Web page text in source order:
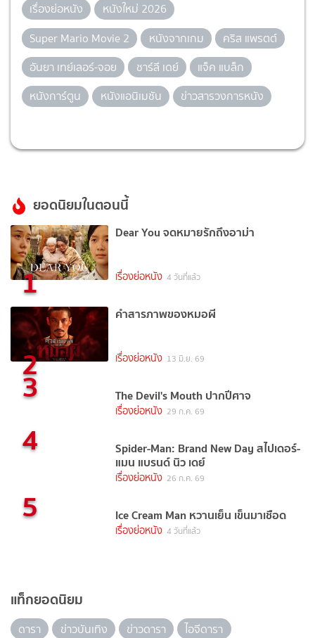
เรื่องย่อหนัง
หนังใหม่ 2026
Super Mario Movie 2
หนังจากเกม
คริส แพรตต์
อันยา เทย์เลอร์-จอย
ชาร์ลี เดย์
แจ็ค แบล็ก
หนังการ์ตูน
หนังแอนิเมชัน ข่าวสารวงการหนัง
ยอดนิยมในตอนนี้
1
Dear You จดหมายรักถึงอาม่า
เรื่องย่อหนัง 4 วันที่แล้ว
2
คำสารภาพของหมอผี
เรื่องย่อหนัง 13 มิ.ย. 69
3 The Devil's Mouth ปากปีศาจ
เรื่องย่อหนัง 29 ก.ค. 69
4 Spider-Man: Brand New Day สไปเดอร์-
แมน แบรนด์ นิว เดย์
เรื่องย่อหนัง 26 ก.ค. 69
5 Ice Cream Man หวานเย็น เข็นมาเชือด
เรื่องย่อหนัง 4 วันที่แล้ว
แท็กยอดนิยม
ดารา ข่าวบันเทิง ข่าวดารา
ไอจีดารา